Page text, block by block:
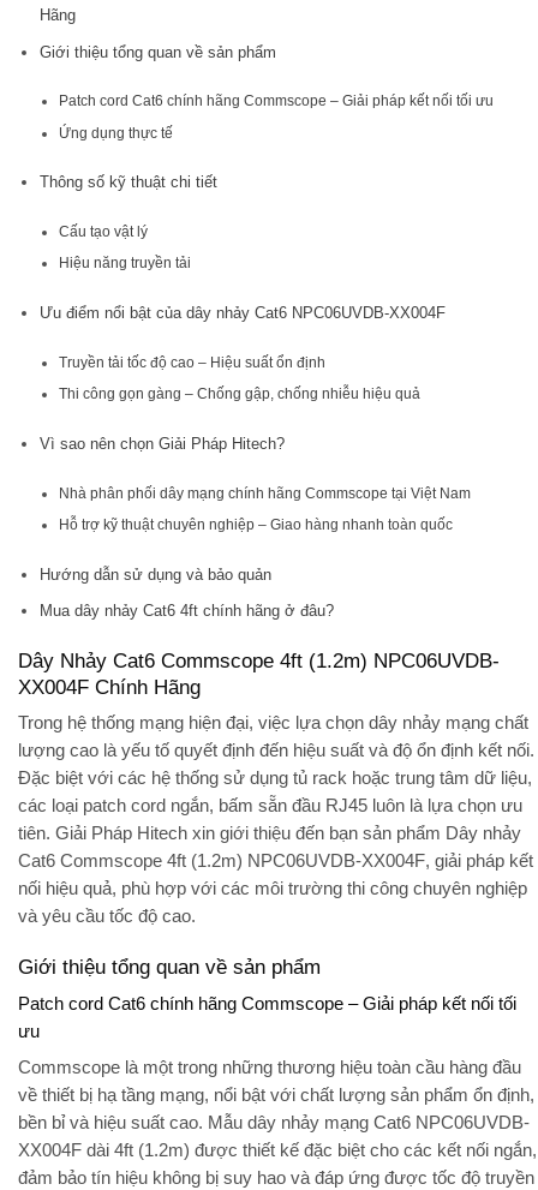
Hãng
Giới thiệu tổng quan về sản phẩm
Patch cord Cat6 chính hãng Commscope – Giải pháp kết nối tối ưu
Ứng dụng thực tế
Thông số kỹ thuật chi tiết
Cấu tạo vật lý
Hiệu năng truyền tải
Ưu điểm nổi bật của dây nhảy Cat6 NPC06UVDB-XX004F
Truyền tải tốc độ cao – Hiệu suất ổn định
Thi công gọn gàng – Chống gập, chống nhiễu hiệu quả
Vì sao nên chọn Giải Pháp Hitech?
Nhà phân phối dây mạng chính hãng Commscope tại Việt Nam
Hỗ trợ kỹ thuật chuyên nghiệp – Giao hàng nhanh toàn quốc
Hướng dẫn sử dụng và bảo quản
Mua dây nhảy Cat6 4ft chính hãng ở đâu?
Dây Nhảy Cat6 Commscope 4ft (1.2m) NPC06UVDB-
XX004F Chính Hãng
Trong hệ thống mạng hiện đại, việc lựa chọn dây nhảy mạng chất
lượng cao là yếu tố quyết định đến hiệu suất và độ ổn định kết nối.
Đặc biệt với các hệ thống sử dụng tủ rack hoặc trung tâm dữ liệu,
các loại patch cord ngắn, bấm sẵn đầu RJ45 luôn là lựa chọn ưu
tiên. Giải Pháp Hitech xin giới thiệu đến bạn sản phẩm Dây nhảy
Cat6 Commscope 4ft (1.2m) NPC06UVDB-XX004F, giải pháp kết
nối hiệu quả, phù hợp với các môi trường thi công chuyên nghiệp
và yêu cầu tốc độ cao.
Giới thiệu tổng quan về sản phẩm
Patch cord Cat6 chính hãng Commscope – Giải pháp kết nối tối
ưu
Commscope là một trong những thương hiệu toàn cầu hàng đầu
về thiết bị hạ tầng mạng, nổi bật với chất lượng sản phẩm ổn định,
bền bỉ và hiệu suất cao. Mẫu dây nhảy mạng Cat6 NPC06UVDB-
XX004F dài 4ft (1.2m) được thiết kế đặc biệt cho các kết nối ngắn,
đảm bảo tín hiệu không bị suy hao và đáp ứng được tốc độ truyền